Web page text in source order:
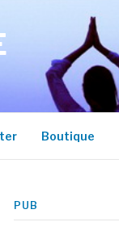
Boutique
PUB